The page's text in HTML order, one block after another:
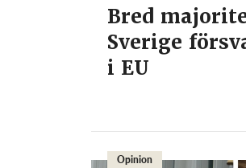
Bred
Sverige
i EU
Opinion